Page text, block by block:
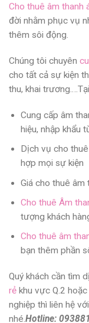
Cho thuê âm thanh
đời nhằm phục vụ
thêm sôi động.
Chúng tôi chuyên
cho tất cả sự kiện
thu, khai
Cung cấp âm
hiệu, nhập khẩu
Dịch vụ cho
hợp mọi sự kiện
Giá cho thuê âm
Cho thuê Âm
tượng khách
Cho thuê âm
bạn thêm phần
Quý khách cần tìm
rẻ khu vực Q.2 hoặc
nghiệp thì liên hệ
nhé.Hotline: